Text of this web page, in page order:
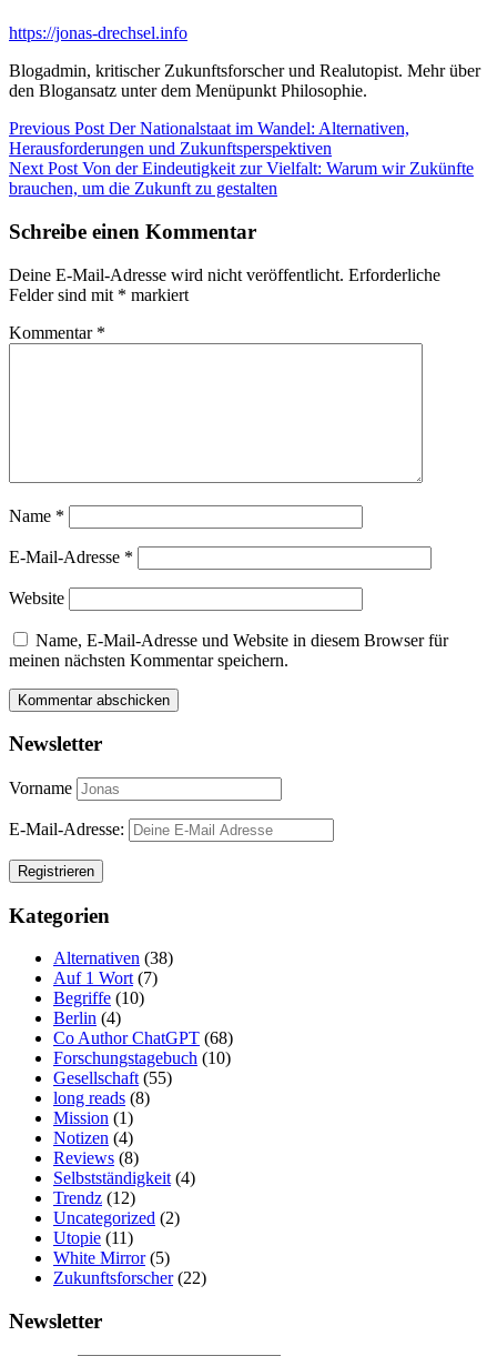
https://jonas-drechsel.info
Blogadmin, kritischer Zukunftsforscher und Realutopist. Mehr über
den Blogansatz unter dem Menüpunkt Philosophie.
Beitragsnavigation
Previous Post Previous
post:
Der Nationalstaat im Wandel: Alternativen,
Herausforderungen und Zukunftsperspektiven
Next Post Next
post:
Von der Eindeutigkeit zur Vielfalt: Warum wir Zukünfte
brauchen, um die Zukunft zu gestalten
Schreibe einen Kommentar
Deine E-Mail-Adresse wird nicht veröffentlicht. Erforderliche
Felder sind mit * markiert
Kommentar *
Name *
E-Mail-Adresse *
Website
Name, E-Mail-Adresse und Website in diesem Browser für
meinen nächsten Kommentar speichern.
Newsletter
Vorname
E-Mail-Adresse:
Kategorien
Alternativen (38)
Auf 1 Wort(7)
Begriffe (10)
Berlin (4)
Co Author ChatGPT (68)
Forschungstagebuch (10)
Gesellschaft(55)
long reads (8)
Mission (1)
Notizen (4)
Reviews (8)
Selbstständigkeit(4)
Trendz (12)
Uncategorized (2)
Utopie (11)
White Mirror(5)
Zukunftsforscher(22)
Newsletter